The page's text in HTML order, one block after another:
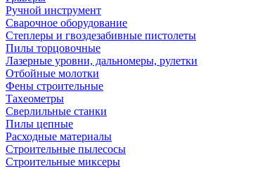
Ручной инструмент
Сварочное оборудование
Степлеры и гвоздезабивные пистолеты
Пилы торцовочные
Лазерные уровни, дальномеры, рулетки
Отбойные молотки
Фены строительные
Тахеометры
Сверлильные станки
Пилы цепные
Расходные материалы
Строительные пылесосы
Строительные миксеры